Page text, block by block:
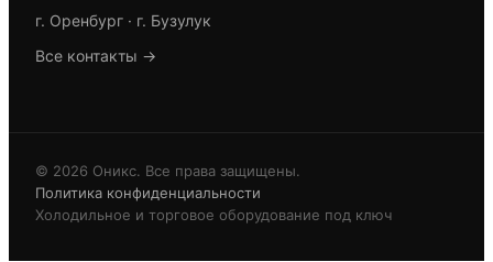
г. Оренбург · г. Бузулук
Все контакты →
© 2026 Оникс. Все права защищены.
Политика конфиденциальности
Холодильное и торговое оборудование под ключ